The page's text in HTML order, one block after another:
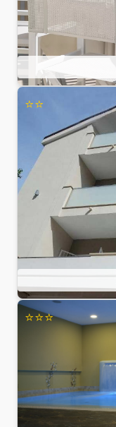
⭐⭐
⭐⭐⭐